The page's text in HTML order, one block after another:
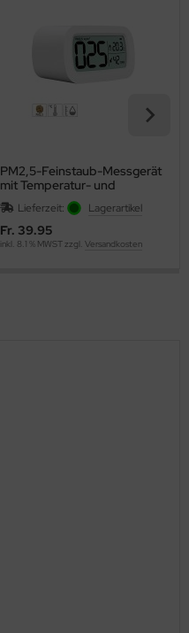
PM2,5-Feinstaub-Messgerät
mit Temperatur- und
Luftfeuchtigkeitsanzeige
Lieferzeit: Lagerartikel
Fr. 39.95
inkl. 8.1 % MWST zzgl. Versandkosten